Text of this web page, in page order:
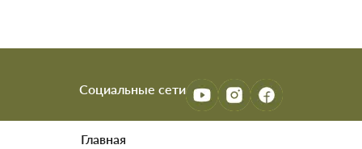
Социальные сети
Главная